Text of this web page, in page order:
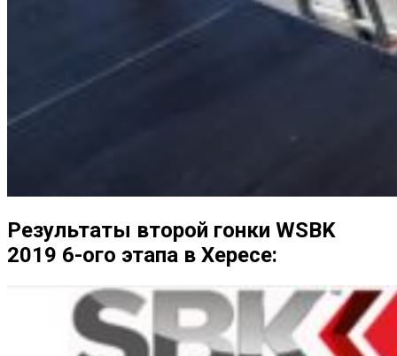
Результаты второй гонки WSBK
2019 6-ого этапа в Хересе: